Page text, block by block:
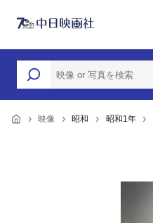
映像 昭和 昭和1年